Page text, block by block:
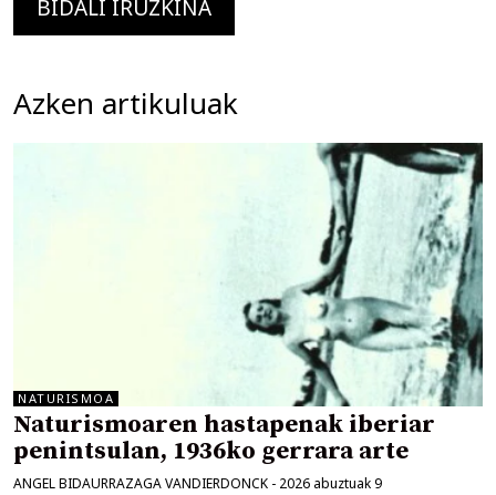
Azken artikuluak
NATURISMOA
Naturismoaren hastapenak iberiar
penintsulan, 1936ko gerrara arte
ANGEL BIDAURRAZAGA VANDIERDONCK - 2026 abuztuak 9